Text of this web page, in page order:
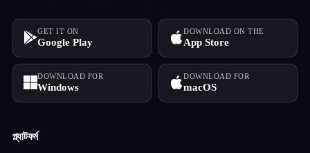
GET IT ON
Google Play
DOWNLOAD ON THE
App Store
DOWNLOAD FOR
Windows
DOWNLOAD FOR
macOS
প্ল্যাটফর্ম